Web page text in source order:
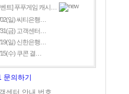
트] 푸푸게임 캐시…
일) 씨티은행…
금) 고객센터…
일) 신한은행…
수) 쿠콘 결…